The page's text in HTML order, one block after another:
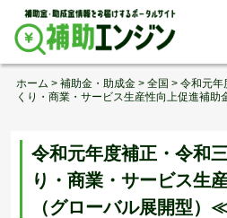
Skip
content
ホーム > 補助金・助成金 > 全国 > 令和元年
くり・商業・サービス生産性向上促進補
令和元年度補正・令和
り・商業・サービス生
（グローバル展開型